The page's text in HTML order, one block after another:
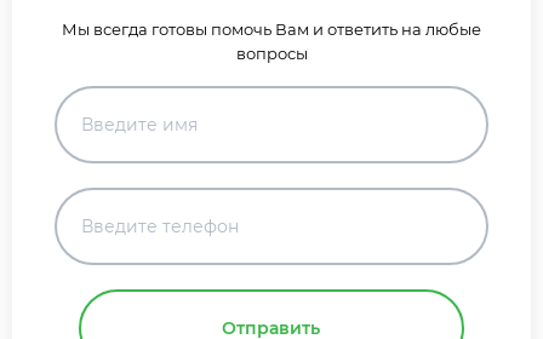
Мы всегда готовы помочь Вам и ответить на любые
вопросы
Отправить